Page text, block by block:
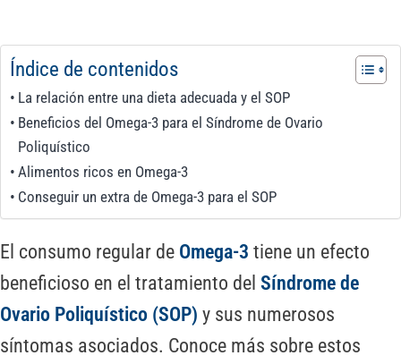
Índice de contenidos
La relación entre una dieta adecuada y el SOP
Beneficios del Omega-3 para el Síndrome de Ovario
Poliquístico
Alimentos ricos en Omega-3
Conseguir un extra de Omega-3 para el SOP
El consumo regular de Omega-3 tiene un efecto
beneficioso en el tratamiento del Síndrome de
Ovario Poliquístico (SOP) y sus numerosos
síntomas asociados. Conoce más sobre estos